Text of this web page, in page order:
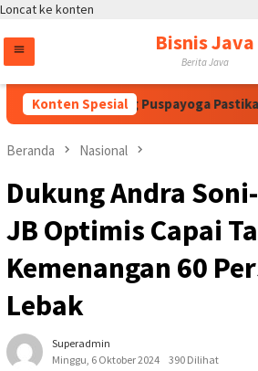
Loncat ke konten
Bisnis Java
Berita Java
Konten Spesial
Bintang Puspayoga Pastikan
Beranda Nasional
Dukung Andra
JB Optimis Capai
Kemenangan 60
Lebak
Superadmin
Minggu, 6 Oktober 2024
390 Dilihat